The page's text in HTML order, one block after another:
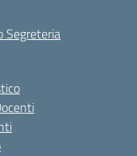
Segreteria